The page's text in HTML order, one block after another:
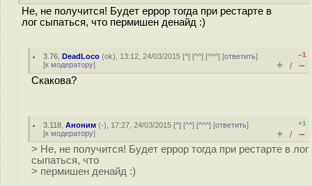
Не, не получится! Будет еррор тогда при рестарте в
лог сыпаться, что пермишен денайд :)
3.76 ,DeadLoco (ok), 13:12, 24/03/2015 [^] [^^] [^^^] [ответить]
[к модератору]
–1
+ / –
Скакова?
3.118 ,Аноним (-), 17:27, 24/03/2015 [^] [^^] [^^^] [ответить]
[к модератору]
+1
+ / –
> Не, не получится! Будет еррор тогда при рестарте в лог
сыпаться, что
> пермишен денайд :)